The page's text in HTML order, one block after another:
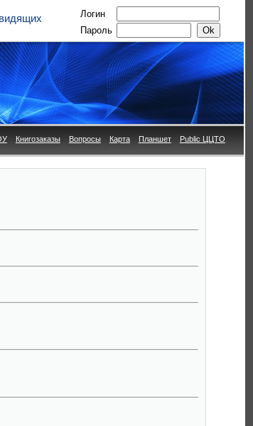
Логин
Пароль
Книгозаказы Вопросы Карта Планшет Public ЦЦТО